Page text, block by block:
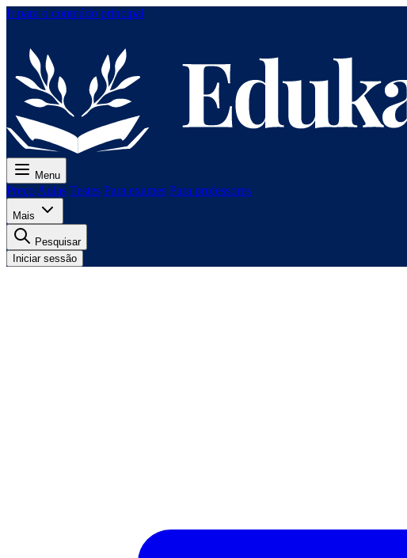
Ir para o conteúdo principal
Menu
Preço Aulas Testes Para exames Para professores
Mais
Pesquisar
Iniciar sessão